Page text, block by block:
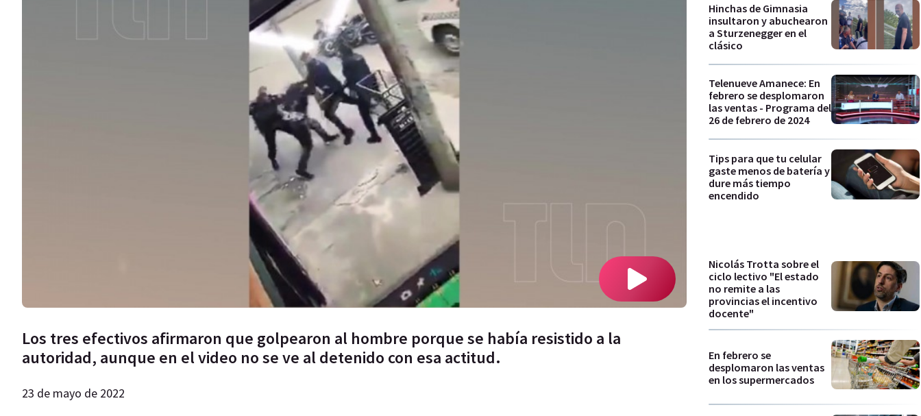
Los tres efectivos afirmaron que golpearon al hombre porque se había resistido a la
autoridad, aunque en el video no se ve al detenido con esa actitud.
23 de mayo de 2022
Hinchas de Gimnasia
insultaron y abuchearon
a Sturzenegger en el
clásico
Telenueve Amanece: En
febrero se desplomaron
las ventas - Programa del
26 de febrero de 2024
Tips para que tu celular
gaste menos de batería y
dure más tiempo
encendido
Nicolás Trotta sobre el
ciclo lectivo "El estado
no remite a las
provincias el incentivo
docente"
En febrero se
desplomaron las ventas
en los supermercados